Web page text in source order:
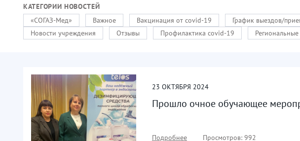
КАТЕГОРИИ НОВОСТЕЙ
«СОГАЗ-Мед»
Важное Вакцинация от covid-19 График выездов/
Новости учреждения
Отзывы Профилактика covid-19
23 ОКТЯБРЯ 2024
Прошло очное обучающее
Подробнее Просмотров: 992